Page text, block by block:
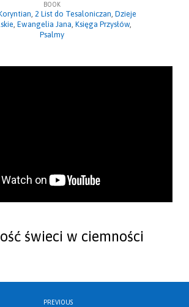
BOOK
, 2 List do Tesaloniczan, Dzieje
, Ewangelia Jana, Księga Przysłów,
Psalmy
świeci w ciemności
PREVIOUS